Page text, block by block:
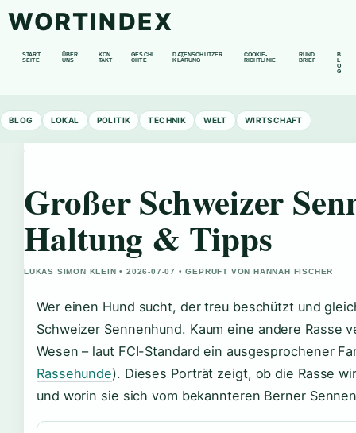
WORTINDEX
START
SEITE
ÜBER
UNS
KON
TAKT
GESCHI
CHTE
DATENSCHUTZER
KLÄRUNG
COOKIE-
RICHTLINIE
RUND
BRIEF
B
O
G
BLOG LOKAL POLITIK TECHNIK WELT WIRTSCHAFT
Großer Schweizer
Haltung & Tipps
LUKAS SIMON KLEIN • 2026-07-07 • GEPRUFT VON HANNAH FISCHER
Wer einen Hund sucht, der treu beschützt und
Schweizer Sennenhund. Kaum eine andere
Wesen – laut FCI-Standard ein ausgesprochener
Rassehunde). Dieses Porträt zeigt, ob die Rasse
und worin sie sich vom bekannteren Berner